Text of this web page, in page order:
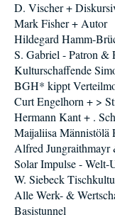
D. Vischer +
Mark Fisher + Autor
Hildegard Hamm-
S. Gabriel - Patron &
Kulturschaffende
BGH* kippt
Curt Engelhorn + >
Hermann Kant + .
Maijaliisa Männistölä
Alfred Jungraithmayr
Solar Impulse - Welt-
W. Siebeck
Alle Werk- &
Basistunnel